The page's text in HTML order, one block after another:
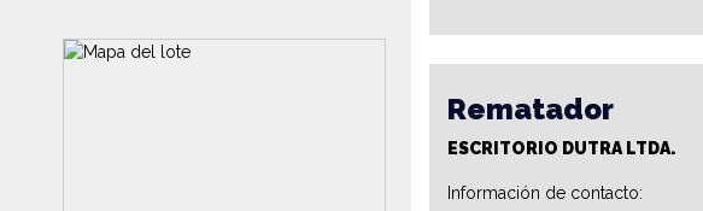
Rematador
ESCRITORIO DUTRA LTDA.
Información de contacto: